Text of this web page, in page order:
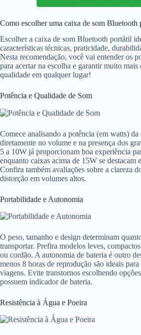
Como escolher uma caixa de som Bluetooth
Escolher a caixa de som Bluetooth portátil
características técnicas, praticidade,
Nesta recomendação, você vai entender os
para acertar na escolha e garantir muito mais
qualidade em qualquer lugar!
Potência e Qualidade de Som
Comece analisando a potência (em watts)
diretamente no volume e na presença dos
5 a 10W já proporcionam boa experiência
enquanto caixas acima de 15W se destacam
Confira também avaliações sobre a clareza
distorção em volumes altos.
Portabilidade e Autonomia
O peso, tamanho e design determinam
transportar. Prefira modelos leves,
ou cordão. A autonomia de bateria é outro
menos 8 horas de reprodução são ideais
viagens. Evite transtornos escolhendo
possuem indicador de bateria.
Resistência à Água e Poeira